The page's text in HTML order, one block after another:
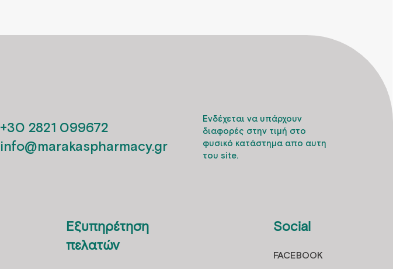
+30 2821 099672
info@marakaspharmacy.gr
Ενδέχεται να υπάρχουν
διαφορές στην τιμή στο
φυσικό κατάστημα απο αυτη
του site.
Εξυπηρέτηση
πελατών
Social
FACEBOOK